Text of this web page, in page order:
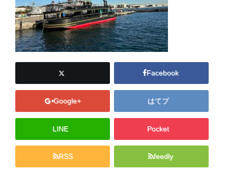
Facebook
Google+ はてブ
LINE Pocket
RSS feedly